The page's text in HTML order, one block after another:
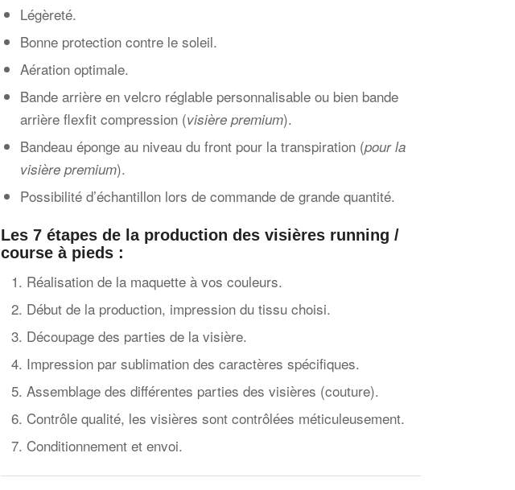
Légèreté.
Bonne protection contre le soleil.
Aération optimale.
Bande arrière en velcro réglable personnalisable ou bien bande
arrière flexfit compression (visière premium).
Bandeau éponge au niveau du front pour la transpiration (pour la
visière premium).
Possibilité d’échantillon lors de commande de grande quantité.
Les 7 étapes de la production des visières running /
course à pieds :
Réalisation de la maquette à vos couleurs.
Début de la production, impression du tissu choisi.
Découpage des parties de la visière.
Impression par sublimation des caractères spécifiques.
Assemblage des différentes parties des visières (couture).
Contrôle qualité, les visières sont contrôlées méticuleusement.
Conditionnement et envoi.